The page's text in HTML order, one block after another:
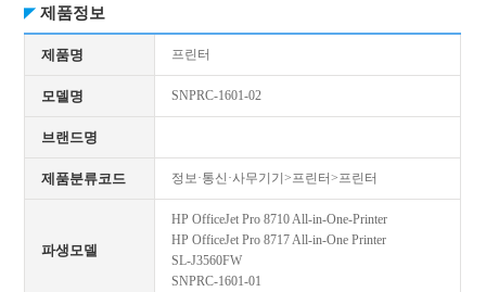
제품정보
제품명 프린터
모델명 SNPRC-1601-02
브랜드명
제품분류코드 정보·통신·사무기기>프린터>프린터
파생모델
HP OfficeJet Pro 8710 All-in-One-Printer
HP OfficeJet Pro 8717 All-in-One Printer
SL-J3560FW
SNPRC-1601-01